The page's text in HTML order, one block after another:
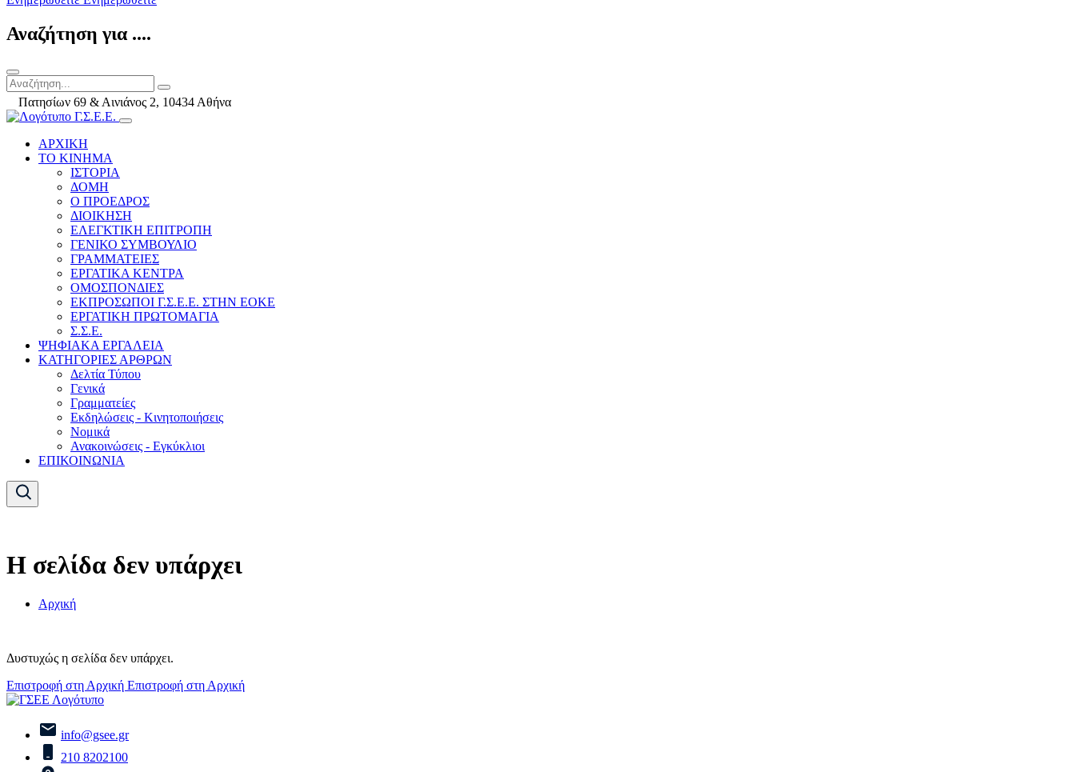
Αναζήτηση για ....
Πατησίων 69 & Αινιάνος 2, 10434 Αθήνα
ΑΡΧΙΚΗ
ΤΟ ΚΙΝΗΜΑ
ΙΣΤΟΡΙΑ
ΔΟΜΗ
Ο ΠΡΟΕΔΡΟΣ
ΔΙΟΙΚΗΣΗ
ΕΛΕΓΚΤΙΚΗ ΕΠΙΤΡΟΠΗ
ΓΕΝΙΚΟ ΣΥΜΒΟΥΛΙΟ
ΓΡΑΜΜΑΤΕΙΕΣ
ΕΡΓΑΤΙΚΑ ΚΕΝΤΡΑ
ΟΜΟΣΠΟΝΔΙΕΣ
ΕΚΠΡΟΣΩΠΟΙ Γ.Σ.Ε.Ε. ΣΤΗΝ ΕΟΚΕ
ΕΡΓΑΤΙΚΗ ΠΡΩΤΟΜΑΓΙΑ
Σ.Σ.Ε.
ΨΗΦΙΑΚΑ ΕΡΓΑΛΕΙΑ
ΚΑΤΗΓΟΡΙΕΣ ΑΡΘΡΩΝ
Δελτία Τύπου
Γενικά
Γραμματείες
Εκδηλώσεις - Κινητοποιήσεις
Νομικά
Ανακοινώσεις - Εγκύκλιοι
ΕΠΙΚΟΙΝΩΝΙΑ
Η σελίδα δεν υπάρχει
Αρχική
Δυστυχώς η σελίδα δεν υπάρχει.
Επιστροφή στη Αρχική Επιστροφή στη Αρχική
info@gsee.gr
210 8202100